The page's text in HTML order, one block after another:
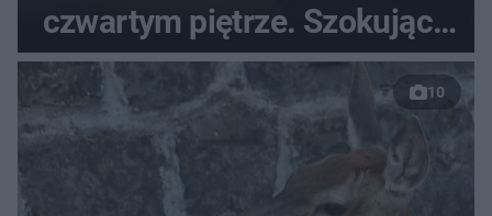
czwartym piętrze. Szokujące
nagranie trafiło do sieci
10